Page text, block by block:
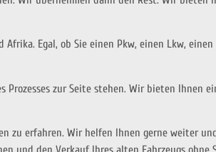
Egal, ob Sie einen Pkw, einen Lkw,
zur Seite stehen. Wir bieten Ihnen
zu erfahren. Wir helfen Ihnen gerne weiter